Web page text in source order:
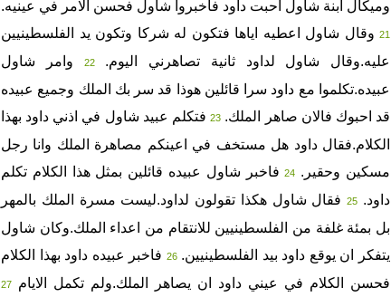
وميكال ابنة شاول احبت داود فاخبروا شاول فحسن الامر في عينيه.
21 وقال شاول اعطيه اياها فتكون له شركا وتكون يد الفلسطينيين
عليه.وقال شاول لداود ثانية تصاهرني اليوم.22
وامر شاول
عبيده.تكلموا مع داود سرا قائلين هوذا قد سر بك الملك وجميع عبيده
قد احبوك فالان صاهر الملك. 23فتكلم عبيد شاول في اذني داود بهذا
الكلام.فقال داود هل مستخف في اعينكم مصاهرة الملك وانا رجل
مسكين وحقير. 24فاخبر شاول عبيده قائلين بمثل هذا الكلام تكلم
داود. 25فقال شاول هكذا تقولون لداود.ليست مسرة الملك بالمهر
بل بمئة غلفة من الفلسطينيين للانتقام من اعداء الملك.وكان شاول
يتفكر ان يوقع داود بيد الفلسطينيين.26 فاخبر عبيده داود بهذا الكلام
فحسن الكلام في عيني داود ان يصاهر الملك.ولم تكمل الايام
27